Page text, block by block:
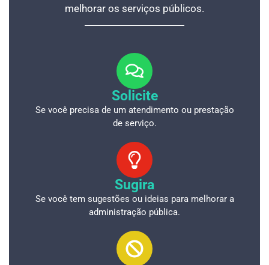
melhorar os serviços públicos.
Solicite
Se você precisa de um atendimento ou prestação
de serviço.
Sugira
Se você tem sugestões ou ideias para melhorar a
administração pública.